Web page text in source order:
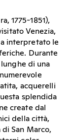
1775-1851),
Venezia,
interpretato le
Durante
di una
acquerelli
splendida
create dal
della città,
San Marco,